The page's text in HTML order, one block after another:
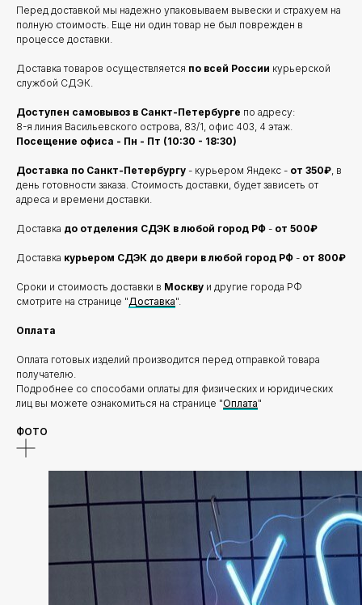
Перед доставкой мы надежно упаковываем вывески и страхуем на
полную стоимость. Еще ни один товар не был поврежден в
процессе доставки.
Доставка товаров осуществляется по всей России курьерской
службой СДЭК.
Доступен самовывоз в Санкт-Петербурге по адресу:
8-я линия Васильевского острова, 83/1, офис 403, 4 этаж.
Посещение офиса - Пн - Пт (10:30 - 18:30)
Доставка по Санкт-Петербургу - курьером Яндекс - от 350₽, в
день готовности заказа. Стоимость доставки, будет зависеть от
адреса и времени доставки.
Доставка до отделения СДЭК в любой город РФ - от 500₽
Доставка курьером СДЭК до двери в любой город РФ - от 800₽
Сроки и стоимость доставки в Москву и другие города РФ
смотрите на странице "Доставка".
Оплата
Оплата готовых изделий производится перед отправкой товара
получателю.
Подробнее со способами оплаты для физических и юридических
лиц вы можете ознакомиться на странице "Оплата"
ФОТО